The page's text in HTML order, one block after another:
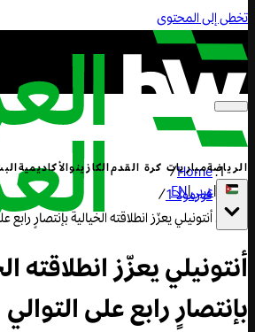
تخطى إلى المحتوى
الرياضةمباريات كرة القدمالكازينوالأكاديمية
|عربي|
EN
Home
/
فورمولا 1 /
أنتونيلي يعزّز انطلاقته الخيالية بإنتصارٍ رابع
أنتونيلي يعزّز انطلاقته
بإنتصارٍ رابع على التوالي